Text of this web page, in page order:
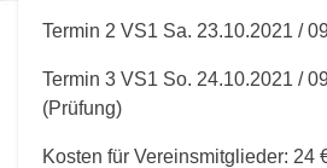
Termin 2 VS1 Sa. 23.10.2021 /
Termin 3 VS1 So. 24.10.2021 /
(Prüfung)
Kosten für Vereinsmitglieder: 24